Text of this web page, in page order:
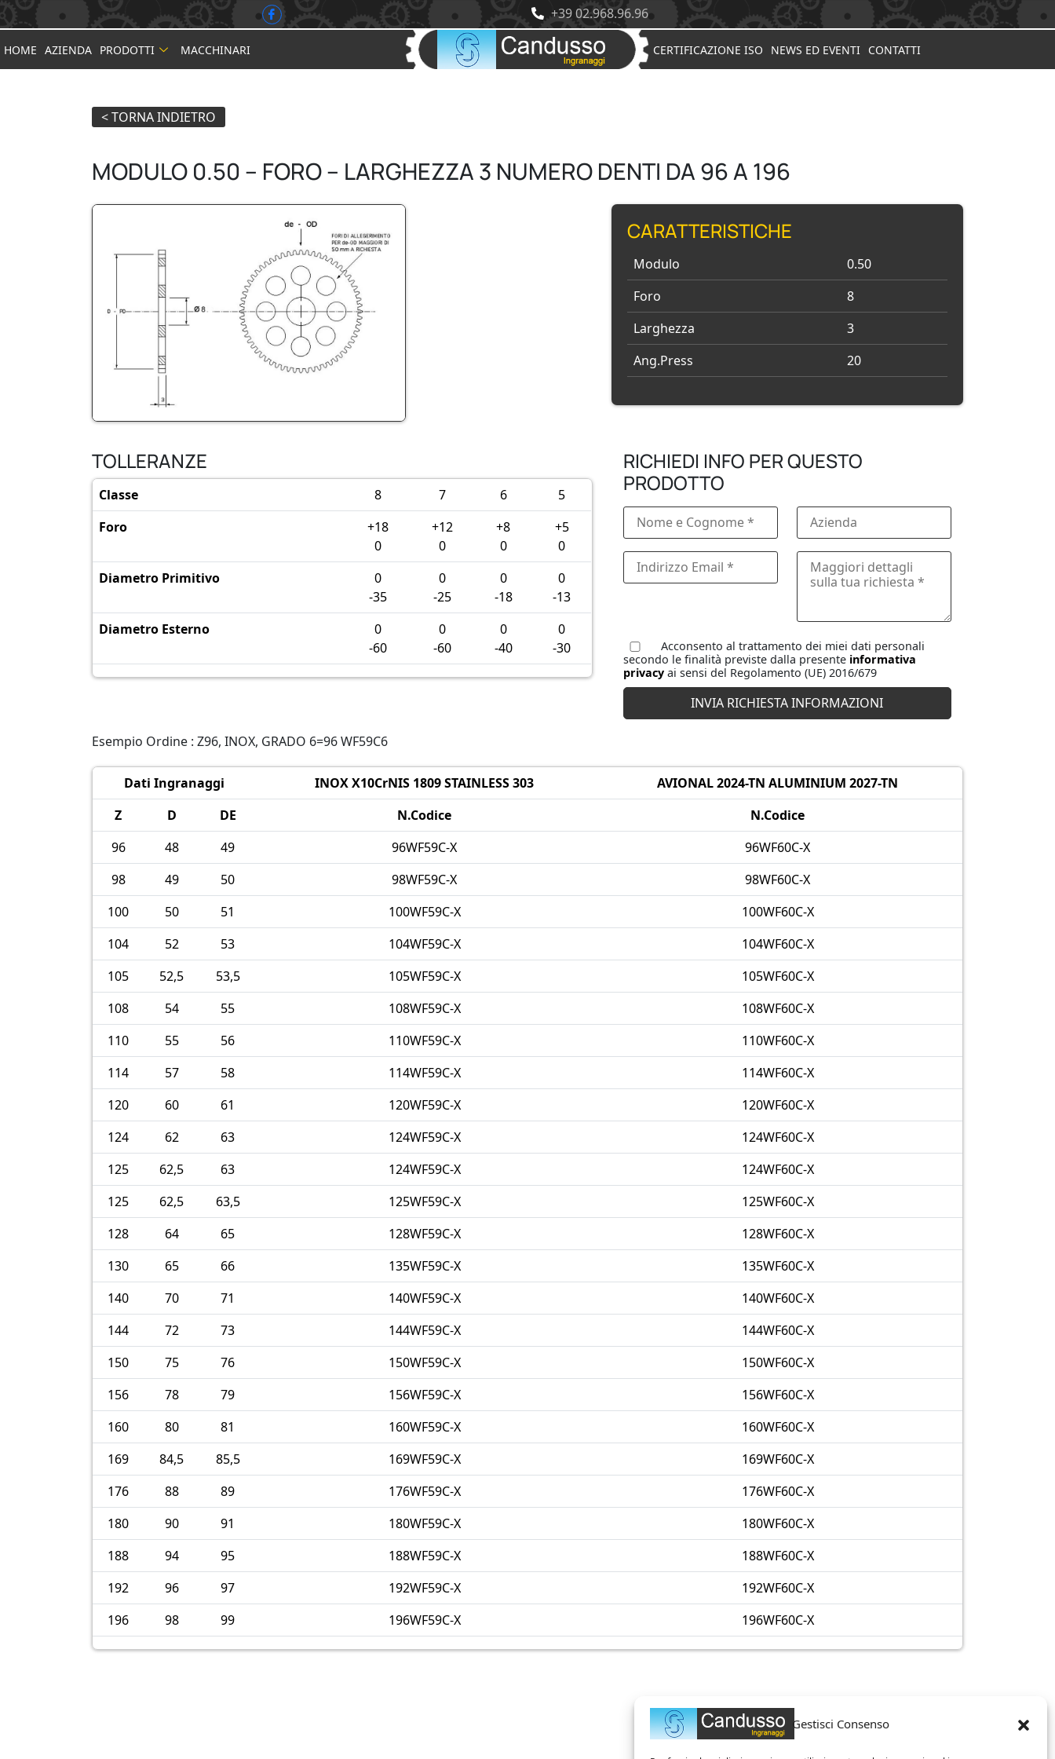
Gestisci Consenso
+39 02.968.96.96
HOME AZIENDA PRODOTTI MACCHINARI CERTIFICAZIONE ISO NEWS ED EVENTI CONTATTI
MODULO 0.50 – FORO – LARGHEZZA 3 NUMERO DENTI DA 96 A 196
CARATTERISTICHE
Modulo
0.50
Foro
8
Larghezza
3
Ang.Press
20
TOLLERANZE
Classe 8 7 6
5
Foro
+18
0
+12
0
+8
0
+5
0
Diametro Primitivo
0
-35
0
-25
0
-18
0
-13
Diametro Esterno
0
-60
0
-60
0
-40
0
-30
RICHIEDI INFO PER QUESTO
PRODOTTO
Acconsento al trattamento dei miei dati personali
secondo le finalità previste dalla presente informativa
privacyai sensi del Regolamento (UE) 2016/679
Esempio Ordine : Z96, INOX, GRADO 6=96 WF59C6
Dati Ingranaggi INOX X10CrNIS 1809 STAINLESS 303
AVIONAL 2024-TN ALUMINIUM 2027-TN
Z
D DE N.Codice
N.Codice
96
48 49 96WF59C-X
96WF60C-X
98
49 50 98WF59C-X
98WF60C-X
100
50 51 100WF59C-X
100WF60C-X
104
52 53 104WF59C-X
104WF60C-X
105
52,5 53,5 105WF59C-X
105WF60C-X
108
54 55 108WF59C-X
108WF60C-X
110
55 56 110WF59C-X
110WF60C-X
114
57 58 114WF59C-X
114WF60C-X
120
60 61 120WF59C-X
120WF60C-X
124
62 63 124WF59C-X
124WF60C-X
125
62,5 63 124WF59C-X
124WF60C-X
125
62,5 63,5 125WF59C-X
125WF60C-X
128
64 65 128WF59C-X
128WF60C-X
130
65 66 135WF59C-X
135WF60C-X
140
70 71 140WF59C-X
140WF60C-X
144
72 73 144WF59C-X
144WF60C-X
150
75 76 150WF59C-X
150WF60C-X
156
78 79 156WF59C-X
156WF60C-X
160
80 81 160WF59C-X
160WF60C-X
169
84,5 85,5 169WF59C-X
169WF60C-X
176
88 89 176WF59C-X
176WF60C-X
180
90 91 180WF59C-X
180WF60C-X
188
94 95 188WF59C-X
188WF60C-X
192
96 97 192WF59C-X
192WF60C-X
196
98 99 196WF59C-X 196WF60C-X